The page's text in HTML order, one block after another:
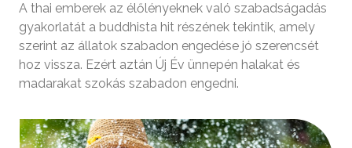
A thai emberek az élőlényeknek való szabadságadás
gyakorlatát a buddhista hit részének tekintik, amely
szerint az állatok szabadon engedése jó szerencsét
hoz vissza. Ezért aztán Új Év ünnepén halakat és
madarakat szokás szabadon engedni.